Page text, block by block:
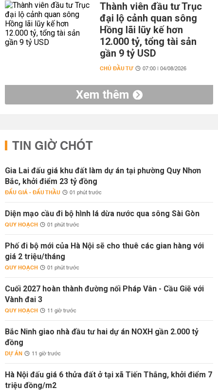
Thành viên đầu tư Trục
đại lộ cảnh quan sông
Hồng lãi lũy kế hơn
12.000 tỷ, tổng tài sản
gần 9 tỷ USD
CHỦ ĐẦU TƯ 07:00 | 04/08/2026
Xem thêm
TIN GIỜ CHÓT
Gia Lai đấu giá khu đất làm dự án tại phường Quy Nhơn
Bắc, khởi điểm 23 tỷ đồng
ĐẤU GIÁ - ĐẤU THẦU 01 phút trước
Diện mạo cầu đi bộ hình lá dừa nước qua sông Sài Gòn
QUY HOẠCH 01 phút trước
Phố đi bộ mới của Hà Nội sẽ cho thuê các gian hàng với
giá 2 triệu/tháng
QUY HOẠCH 01 phút trước
Cuối 2027 hoàn thành đường nối Pháp Vân - Cầu Giẽ với
Vành đai 3
QUY HOẠCH 11 giờ trước
Bắc Ninh giao nhà đầu tư hai dự án NOXH gần 2.000 tỷ
đồng
DỰ ÁN 11 giờ trước
Hà Nội đấu giá 6 thửa đất ở tại xã Tiến Thắng, khởi điểm 7
triệu đồng/m2